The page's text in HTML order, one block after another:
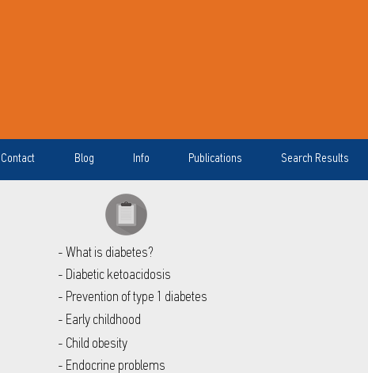
Contact Blog Info Publications Search Results
- What is diabetes?
- Diabetic ketoacidosis
- Prevention of type 1 diabetes
- Early childhood
- Child obesity
- Endocrine problems